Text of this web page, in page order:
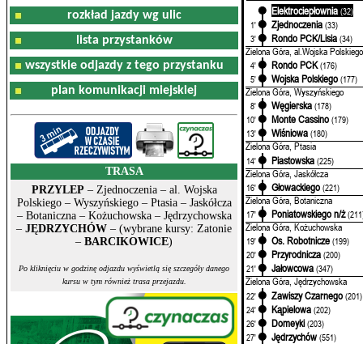
rozkład jazdy wg ulic
lista przystanków
wszystkie odjazdy z tego przystanku
plan komunikacji miejskiej
TRASA
PRZYLEP – Zjednoczenia – al. Wojska
Polskiego – Wyszyńskiego – Ptasia – Jaskółcza
– Botaniczna – Kożuchowska – Jędrzychowska
– JĘDRZYCHÓW – (wybrane kursy: Zatonie
– BARCIKOWICE)
Po kliknięciu w godzinę odjazdu wyświetlą się szczegóły danego
kursu w tym również trasa przejazdu.
Elektrociepłownia (32)
1'
Zjednoczenia (33)
3'
Rondo PCK/Lisia (34)
Zielona Góra, al.Wojska Polskiego
4' Rondo PCK (176)
5'
Wojska Polskiego (177)
Zielona Góra, Wyszyńskiego
8' Węgierska (178)
10'
Monte Cassino (179)
13'
Wiśniowa (180)
Zielona Góra, Ptasia
14' Piastowska (225)
Zielona Góra, Jaskółcza
16' Głowackiego (221)
Zielona Góra, Botaniczna
17' Poniatowskiego n/ż
Zielona Góra, Kożuchowska
19' Os. Robotnicze (199)
20'
Przyrodnicza (200)
21'
Jałowcowa (347)
Zielona Góra, Jędrzychowska
22' Zawiszy Czarnego (201)
24'
Kąpielowa (202)
26'
Domeyki (203)
27'
Jędrzychów (551)